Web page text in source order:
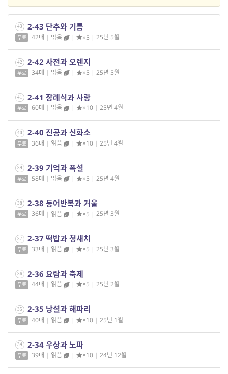
43 2-43 단추와 기름
무료 42매 | 읽음 | ×5 | 25년 5월
42 2-42 사전과 오렌지
무료 34매 | 읽음 | ×5 | 25년 5월
41 2-41 장례식과 사랑
무료 60매 | 읽음 | ×10 | 25년 4월
40 2-40 진공과 신화소
무료 36매 | 읽음 | ×10 | 25년 4월
39 2-39 기억과 폭설
무료 58매 | 읽음 | ×5 | 25년 4월
38 2-38 동어반복과 거울
무료 36매 | 읽음 | ×5 | 25년 3월
37 2-37 떡밥과 청새치
무료 33매 | 읽음 | ×5 | 25년 3월
36 2-36 요람과 축제
무료 44매 | 읽음 | ×5 | 25년 2월
35 2-35 낭설과 해파리
무료 40매 | 읽음 | ×10 | 25년 1월
34 2-34 우상과 노파
무료 39매 | 읽음 | ×10 | 24년 12월